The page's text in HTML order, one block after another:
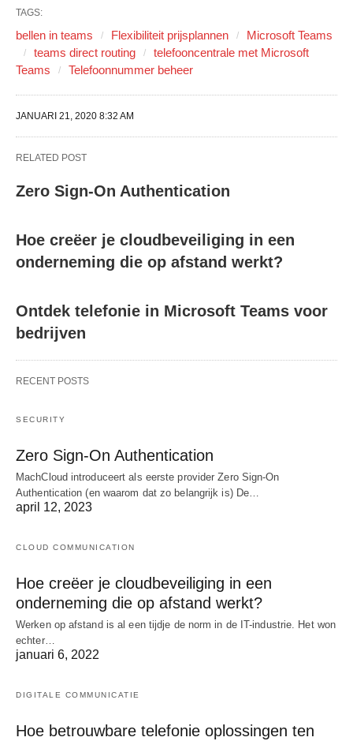
TAGS:
bellen in teams Flexibiliteit prijsplannen
Microsoft Teams
teams direct routing
telefooncentrale met Microsoft
Teams
Telefoonnummer beheer
JANUARI 21, 2020 8:32 AM
RELATED POST
Zero Sign-On Authentication
Hoe creëer je cloudbeveiliging in een
onderneming die op afstand werkt?
Ontdek telefonie in Microsoft Teams voor
bedrijven
RECENT POSTS
SECURITY
Zero Sign-On Authentication
MachCloud introduceert als eerste provider Zero Sign-On
Authentication (en waarom dat zo belangrijk is) De…
april 12, 2023
CLOUD COMMUNICATION
Hoe creëer je cloudbeveiliging in een
onderneming die op afstand werkt?
Werken op afstand is al een tijdje de norm in de IT-industrie. Het won
echter…
januari 6, 2022
DIGITALE COMMUNICATIE
Hoe betrouwbare telefonie oplossingen ten